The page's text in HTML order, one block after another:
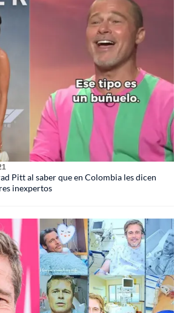
Pitt al saber que en Colombia les dicen
inexpertos